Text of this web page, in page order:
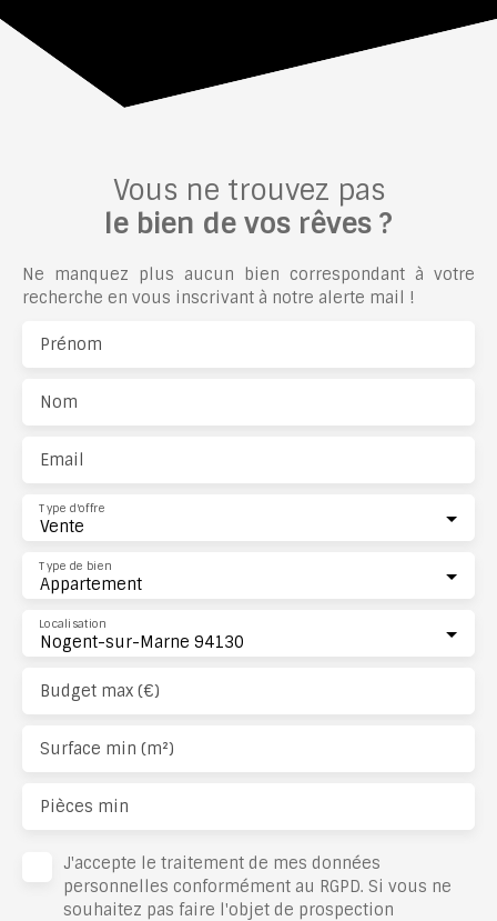
Vous ne trouvez pas
le bien de vos rêves ?
Ne manquez plus aucun bien correspondant à votre
recherche en vous inscrivant à notre alerte mail !
Prénom
Nom
Email
Vente
Type d'offre
Appartement
Type de bien
Nogent-sur-Marne 94130
Localisation
Budget max (€)
Surface min (m²)
Pièces min
J'accepte le traitement de mes données
personnelles conformément au RGPD. Si vous ne
souhaitez pas faire l'objet de prospection